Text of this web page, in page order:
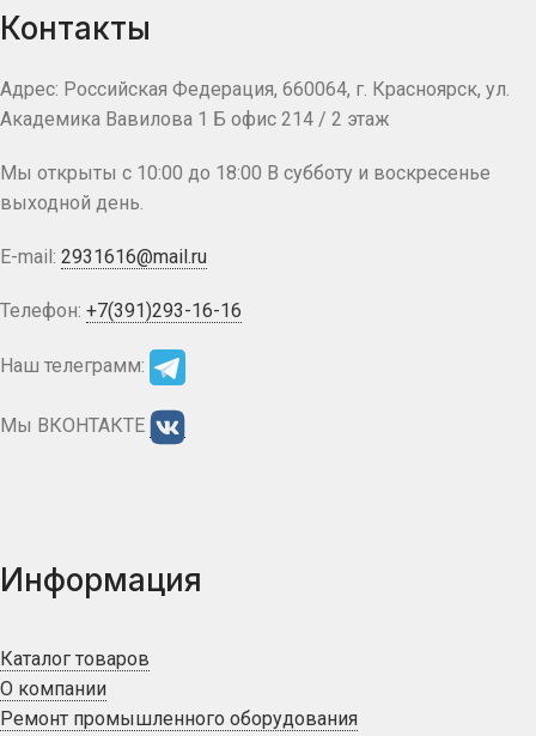
Контакты
Адрес: Российская Федерация, 660064, г. Красноярск, ул.
Академика Вавилова 1 Б офис 214 / 2 этаж
Мы открыты с 10:00 до 18:00 В субботу и воскресенье
выходной день.
E-mail: 2931616@mail.ru
Телефон: +7(391)293-16-16
Наш телеграмм:
Мы ВКОНТАКТЕ
Информация
Каталог товаров
О компании
Ремонт промышленного оборудования